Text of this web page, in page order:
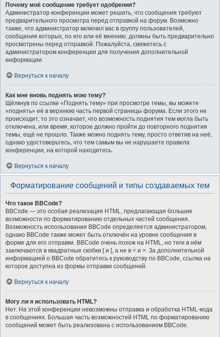
Почему моё сообщение требует одобрения?
Администратор конференции может решить, что сообщения требуют
предварительного просмотра перед отправкой на форум. Возможно
также, что администратор включил вас в группу пользователей,
сообщения которых, по его или её мнению, должны быть предварительно
просмотрены перед отправкой. Пожалуйста, свяжитесь с
администратором конференции для получения дополнительной
информации.
Вернуться к началу
Как мне вновь поднять мою тему?
Щёлкнув по ссылке «Поднять тему» при просмотре темы, вы можете
«поднять» её в верхнюю часть первой страницы форума. Если этого не
происходит, то это означает, что возможность поднятия тем могла быть
отключена, или время, которое должно пройти до повторного поднятия
темы, ещё не прошло. Также можно поднять тему, просто ответив на неё,
однако удостоверьтесь, что тем самым вы не нарушаете правила
конференции, на которой находитесь.
Вернуться к началу
Форматирование сообщений и типы создаваемых тем
Что такое BBCode?
BBCode — это особая реализация HTML, предлагающая большие
возможности по форматированию отдельных частей сообщения.
Возможность использования BBCode определяется администратором,
однако BBCode также может быть отключён на уровне сообщения в
форме для его отправки. BBCode очень похож на HTML, но теги в нём
заключаются в квадратные скобки [ и ], а не в < и >. За дополнительной
информацией о BBCode обратитесь к руководству по BBCode, ссылка на
которое доступна из формы отправки сообщений.
Вернуться к началу
Могу ли я использовать HTML?
Нет. На этой конференции невозможны отправка и обработка HTML-кода
в сообщениях. Большая часть возможностей HTML по форматированию
сообщений может быть реализована с использованием BBCode.